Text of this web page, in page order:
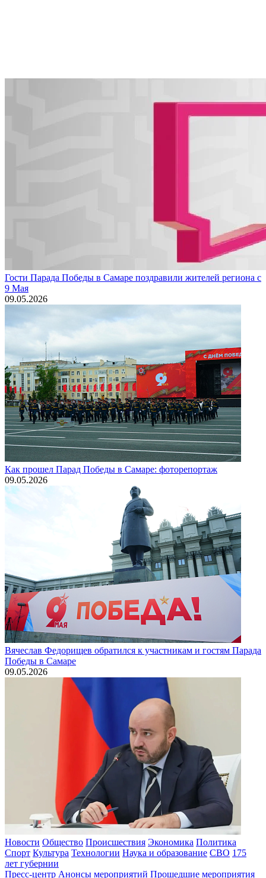
Гости Парада Победы в Самаре поздравили жителей региона с
9 Мая
09.05.2026
Как прошел Парад Победы в Самаре: фоторепортаж
09.05.2026
Вячеслав Федорищев обратился к участникам и гостям Парада
Победы в Самаре
09.05.2026
Новости Общество Происшествия Экономика Политика
Спорт Культура Технологии Наука и образование СВО 175
лет губернии
Пресс-центр Анонсы мероприятий Прошедшие мероприятия